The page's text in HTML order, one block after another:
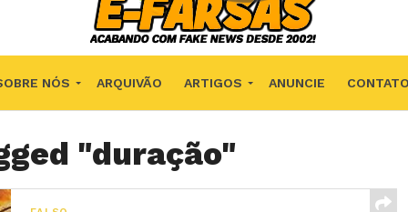
NÓS ARQUIVÃO ARTIGOS ANUNCIE CONTATO
"duração"